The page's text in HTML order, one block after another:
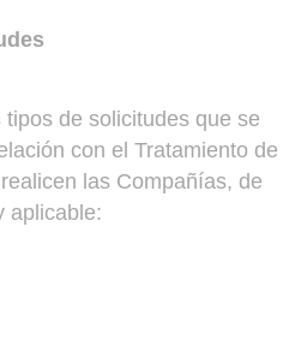
de solicitudes que se
con el Tratamiento de
las Compañías, de
aplicable: